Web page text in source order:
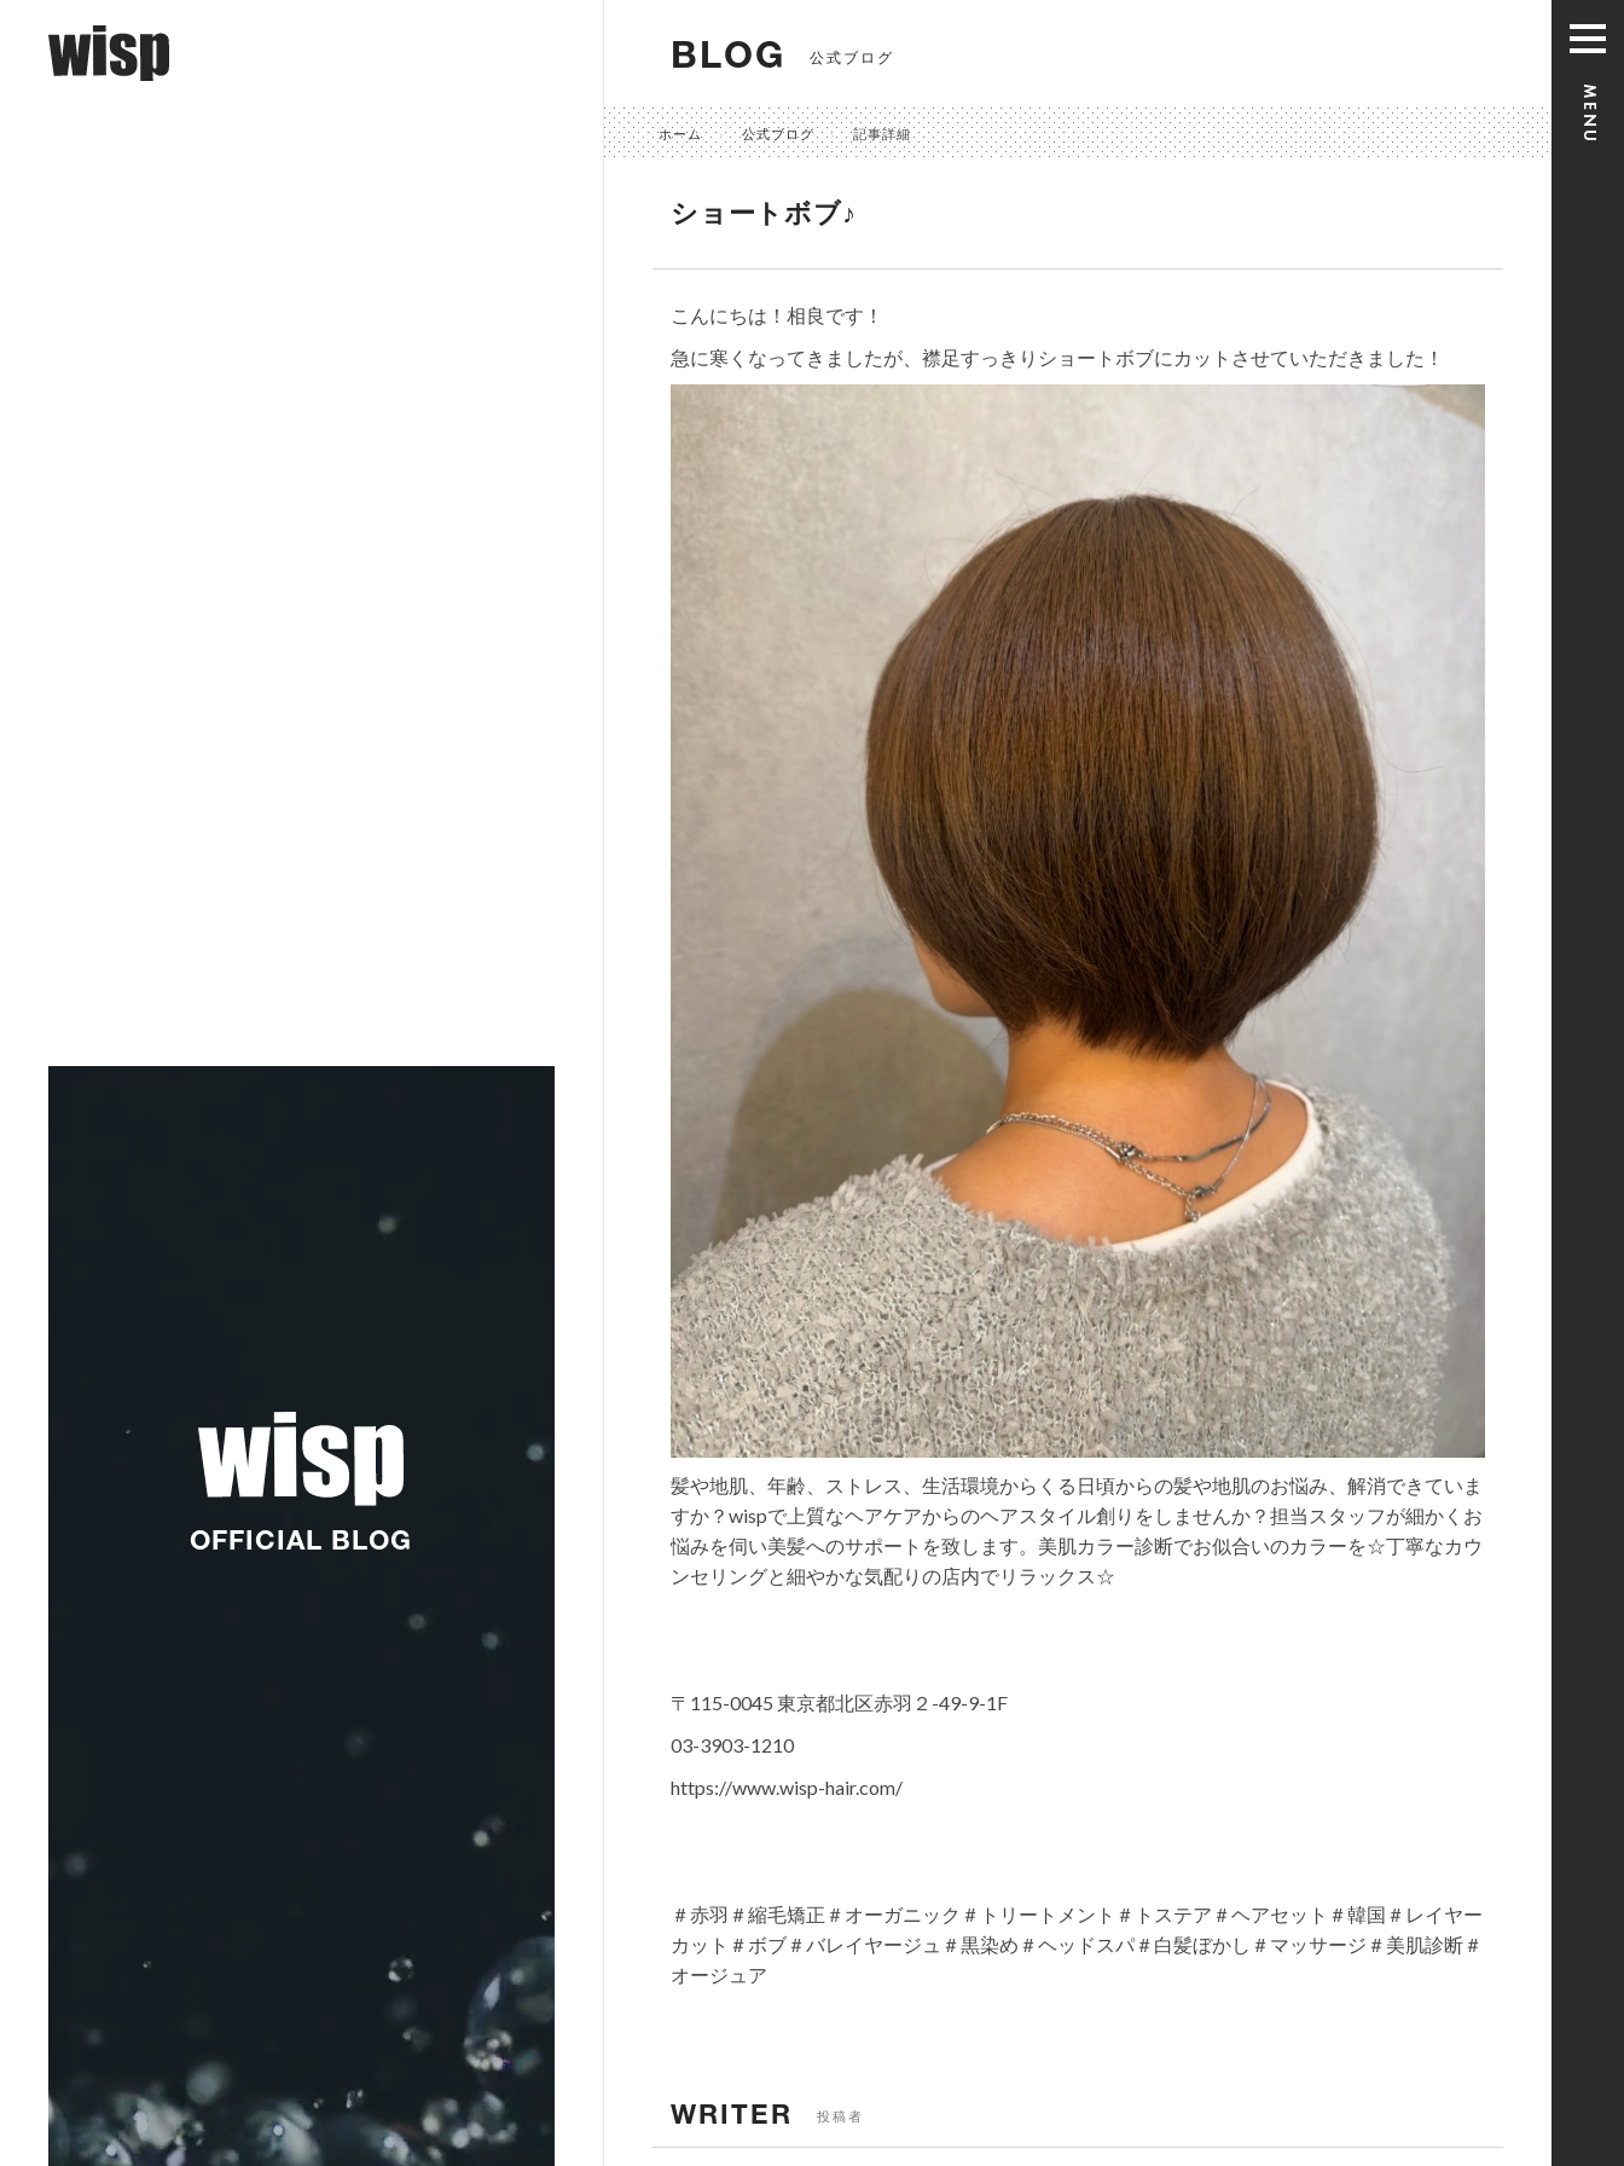
OFFICIAL BLOG
BLOG 公式ブログ
ホーム 公式ブログ 記事詳細
ショートボブ♪
こんにちは！相良です！
急に寒くなってきましたが、襟足すっきりショートボブにカットさせていただきました！
髪や地肌、年齢、ストレス、生活環境からくる日頃からの髪や地肌のお悩み、解消できていま
すか？wispで上質なヘアケアからのヘアスタイル創りをしませんか？担当スタッフが細かくお
悩みを伺い美髪へのサポートを致します。美肌カラー診断でお似合いのカラーを☆丁寧なカウ
ンセリングと細やかな気配りの店内でリラックス☆
〒115-0045 東京都北区赤羽２-49-9-1F
03-3903-1210
https://www.wisp-hair.com/
＃赤羽＃縮毛矯正＃オーガニック＃トリートメント＃トステア＃ヘアセット＃韓国＃レイヤー
カット＃ボブ＃バレイヤージュ＃黒染め＃ヘッドスパ＃白髪ぼかし＃マッサージ＃美肌診断＃
オージュア
WRITER 投稿者